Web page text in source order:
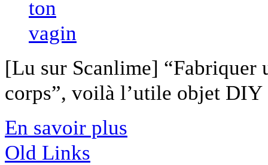
[Lu sur Scanlime] “Fabriquer
corps”, voilà l’utile objet
En savoir plus
Old Links